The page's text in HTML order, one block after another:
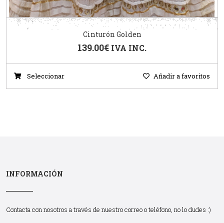
Cinturón Golden
139.00€ IVA INC.
Seleccionar Añadir a favoritos
INFORMACIÓN
Contacta con nosotros a través de nuestro correo o teléfono, no lo dudes :)